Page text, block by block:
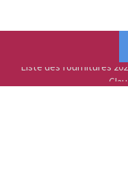
content
Liste des fournitures
Vente de fournitures